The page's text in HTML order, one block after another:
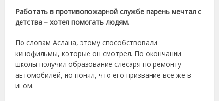
Работать в противопожарной службе парень мечтал с
детства – хотел помогать людям.
По словам Аслана, этому способствовали
кинофильмы, которые он смотрел. По окончании
школы получил образование слесаря по ремонту
автомобилей, но понял, что его призвание все же в
ином.